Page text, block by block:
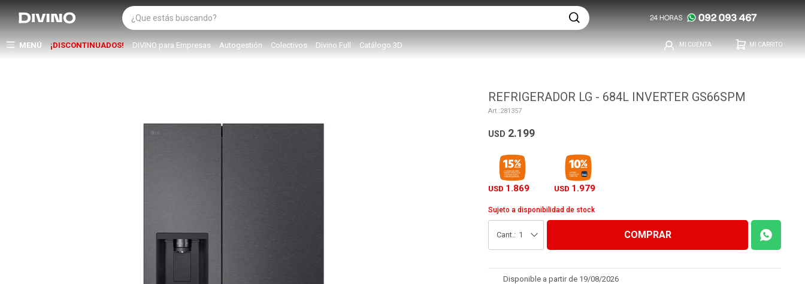
MENÚ ¡DISCONTINUADOS! DIVINO para Empresas Autogestión Colectivos Divino Full Catálogo 3D
REFRIGERADOR LG - 684L INVERTER GS66SPM
281357
USD 2.199
USD 1.869 USD 1.979
Sujeto a disponibilidad de stock
1 COMPRAR
Disponible a partir de 19/08/2026